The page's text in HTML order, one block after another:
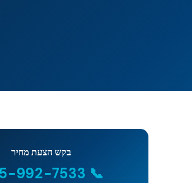
בקש הצעת מחיר
📞 055-992-7533